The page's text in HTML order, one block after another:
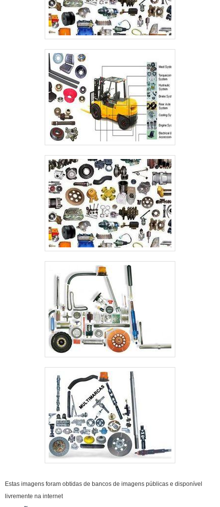
Estas imagens foram obtidas de bancos de imagens públicas e disponível
livremente na internet